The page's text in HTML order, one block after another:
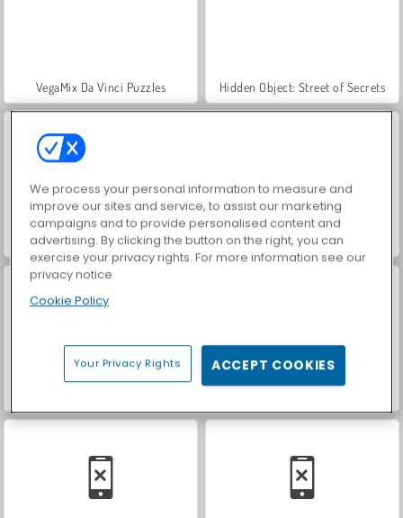
VegaMix Da Vinci Puzzles Hidden Object: Street of Secrets
ASMR Makeover & Makeup Studio World War 2 Shooter
We process your personal information to measure and
improve our sites and service, to assist our marketing
campaigns and to provide personalised content and
advertising. By clicking the button on the right, you can
exercise your privacy rights. For more information see our
privacy notice
Cookie Policy
Your Privacy Rights ACCEPT COOKIES